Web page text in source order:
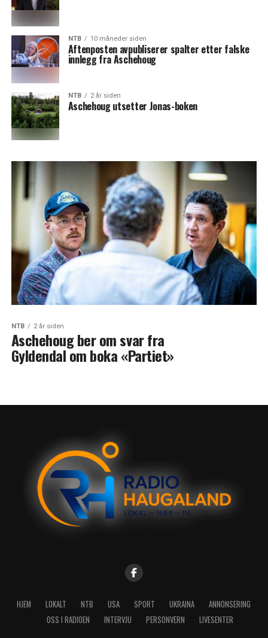
NTB 10 måneder siden
Aftenposten avpubliserer spalter etter falske
innlegg fra Aschehoug
NTB 2 år siden
Aschehoug utsetter Jonas-boken
NTB 2 år siden
Aschehoug ber om svar fra
Gyldendal om boka «Partiet»
HJEM LOKALT NTB USA SPORT UKRAINA
ANNONSERING
OSS I RADIOEN
INTERVJU PERSONVERN LIVESENTER